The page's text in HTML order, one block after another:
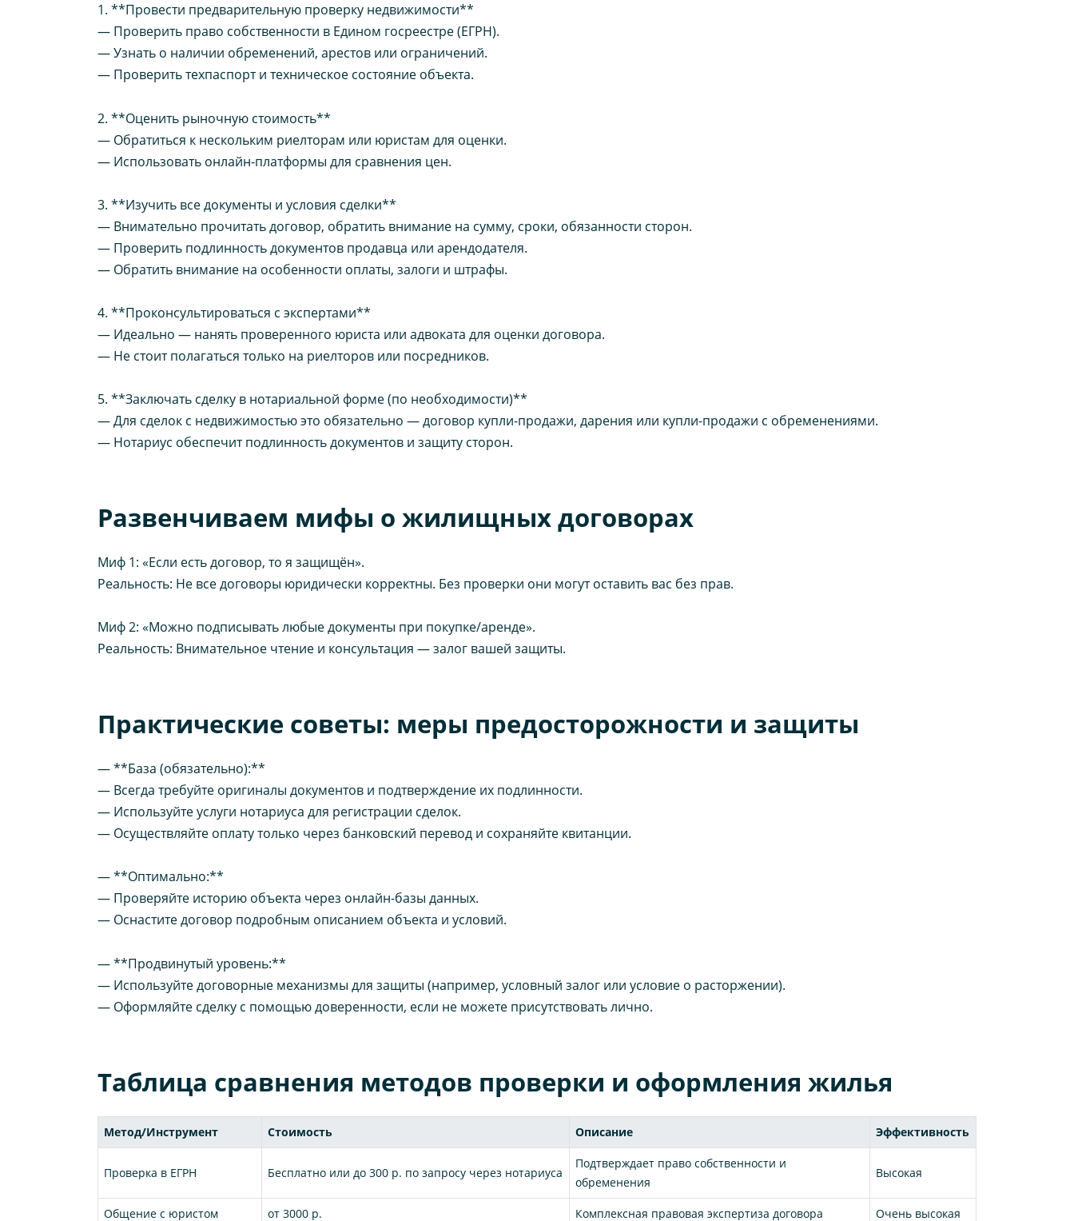
1. **Провести предварительную проверку недвижимости**
— Проверить право собственности в Едином госреестре (ЕГРН).
— Узнать о наличии обременений, арестов или ограничений.
— Проверить техпаспорт и техническое состояние объекта.
2. **Оценить рыночную стоимость**
— Обратиться к нескольким риелторам или юристам для оценки.
— Использовать онлайн-платформы для сравнения цен.
3. **Изучить все документы и условия сделки**
— Внимательно прочитать договор, обратить внимание на сумму, сроки, обязанности сторон.
— Проверить подлинность документов продавца или арендодателя.
— Обратить внимание на особенности оплаты, залоги и штрафы.
4. **Проконсультироваться с экспертами**
— Идеально — нанять проверенного юриста или адвоката для оценки договора.
— Не стоит полагаться только на риелторов или посредников.
5. **Заключать сделку в нотариальной форме (по необходимости)**
— Для сделок с недвижимостью это обязательно — договор купли-продажи, дарения или купли-продажи с обременениями.
— Нотариус обеспечит подлинность документов и защиту сторон.
Развенчиваем мифы о жилищных договорах
Миф 1: «Если есть договор, то я защищён».
Реальность: Не все договоры юридически корректны. Без проверки они могут оставить вас без прав.
Миф 2: «Можно подписывать любые документы при покупке/аренде».
Реальность: Внимательное чтение и консультация — залог вашей защиты.
Практические советы: меры предосторожности и защиты
— **База (обязательно):**
— Всегда требуйте оригиналы документов и подтверждение их подлинности.
— Используйте услуги нотариуса для регистрации сделок.
— Осуществляйте оплату только через банковский перевод и сохраняйте квитанции.
— **Оптимально:**
— Проверяйте историю объекта через онлайн-базы данных.
— Оснастите договор подробным описанием объекта и условий.
— **Продвинутый уровень:**
— Используйте договорные механизмы для защиты (например, условный залог или условие о расторжении).
— Оформляйте сделку с помощью доверенности, если не можете присутствовать лично.
Таблица сравнения методов проверки и оформления жилья
Метод/Инструмент Стоимость Описание Эффективность
Проверка в ЕГРН Бесплатно или до 300 р. по запросу через нотариуса
Подтверждает право собственности и
обременения
Высокая
Общение с юристом от 3000 р. Комплексная правовая экспертиза договора Очень высокая